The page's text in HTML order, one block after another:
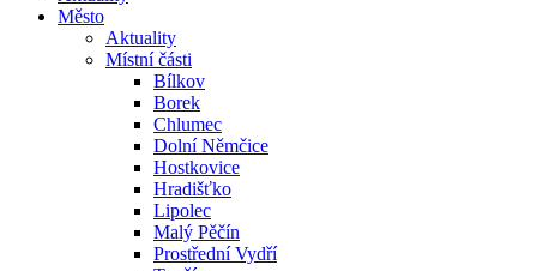
Město
Aktuality
Místní části
Bílkov
Borek
Chlumec
Dolní Němčice
Hostkovice
Hradišťko
Lipolec
Malý Pěčín
Prostřední Vydří